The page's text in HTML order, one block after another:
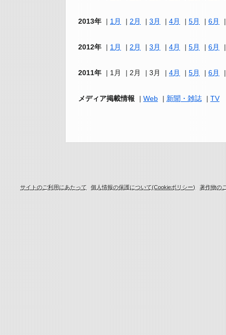
2013年 1月 2月 3月 4月 5月 6月
2012年 1月 2月 3月 4月 5月 6月
2011年 1月 2月 3月 4月 5月 6月
メディア掲載情報 Web 新聞・雑誌 TV
サイトのご利用にあたって 個人情報の保護について(Cookieポリシー) 著作物の